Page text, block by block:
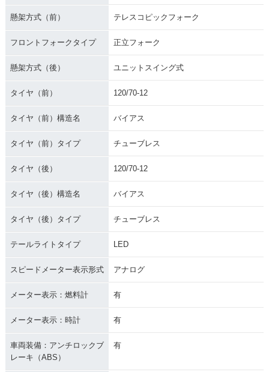
懸架方式（前） テレスコピックフォーク
フロントフォークタイプ 正立フォーク
懸架方式（後） ユニットスイング式
タイヤ（前） 120/70-12
タイヤ（前）構造名 バイアス
タイヤ（前）タイプ チューブレス
タイヤ（後） 120/70-12
タイヤ（後）構造名 バイアス
タイヤ（後）タイプ チューブレス
テールライトタイプ LED
スピードメーター表示形式 アナログ
メーター表示：燃料計 有
メーター表示：時計 有
車両装備：アンチロックブ
レーキ（ABS）
有